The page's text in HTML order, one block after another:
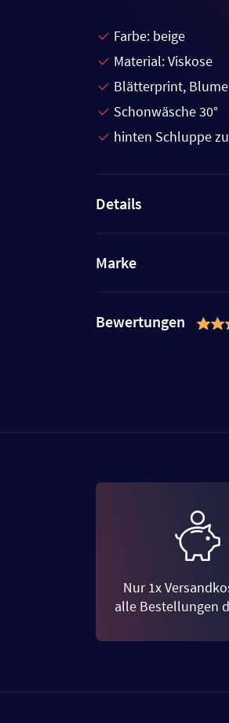
Farbe: beige
Material: Viskose
Blätterprint,
Schonwäsche 30°
hinten Schluppe
Details
Marke
Bewertungen
Nur 1x
alle Bestellungen